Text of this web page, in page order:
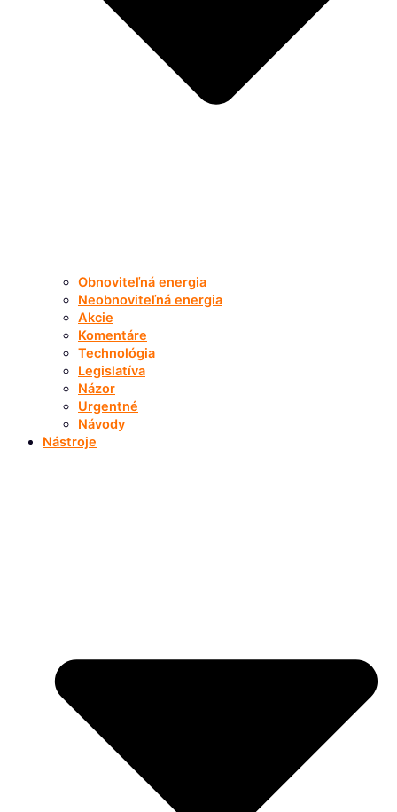
Obnoviteľná energia
Neobnoviteľná energia
Akcie
Komentáre
Technológia
Legislatíva
Názor
Urgentné
Návody
Nástroje